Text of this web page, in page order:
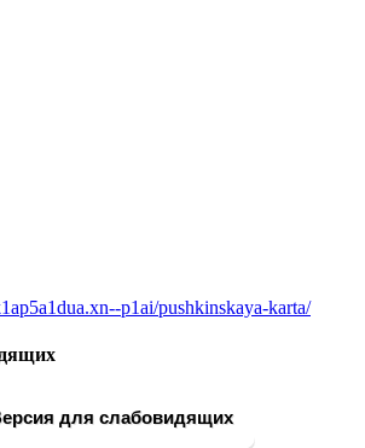
p1ai/pushkinskaya-karta/
для слабовидящих